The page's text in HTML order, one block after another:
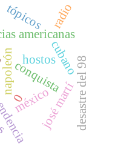
napoleónconquista
méxico
hostos
americanas
josé martídesastre del 98
tópicos
0
cubano
radio